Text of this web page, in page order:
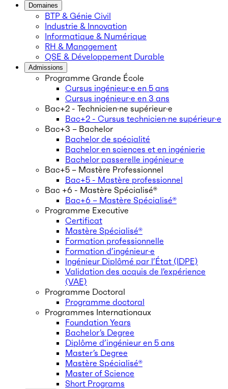
Domaines
BTP & Génie Civil
Industrie & Innovation
Informatique & Numérique
RH & Management
QSE & Développement Durable
Admissions
Programme Grande École
Cursus ingénieur·e en 5 ans
Cursus ingénieur·e en 3 ans
Bac+2 - Technicien·ne supérieur·e
Bac+2 - Cursus technicien·ne supérieur·e
Bac+3 – Bachelor
Bachelor de spécialité
Bachelor en sciences et en ingénierie
Bachelor passerelle ingénieur·e
Bac+5 – Mastère Professionnel
Bac+5 - Mastère professionnel
Bac +6 - Mastère Spécialisé®
Bac+6 – Mastère Spécialisé®
Programme Executive
Certificat
Mastère Spécialisé®
Formation professionnelle
Formation d’ingénieur·e
Ingénieur Diplômé par l’État (IDPE)
Validation des acquis de l’expérience
(VAE)
Programme Doctoral
Programme doctoral
Programmes Internationaux
Foundation Years
Bachelor’s Degree
Diplôme d’ingénieur en 5 ans
Master’s Degree
Mastère Spécialisé®
Master of Science
Short Programs